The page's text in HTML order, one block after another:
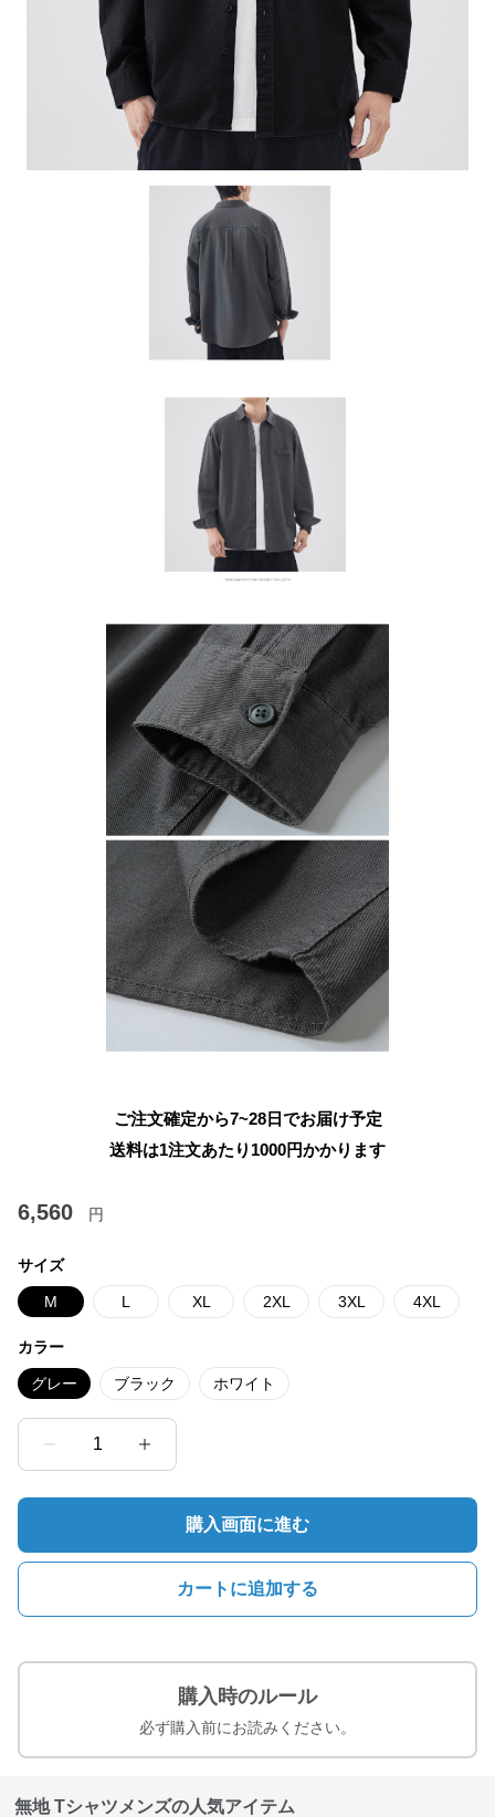
ご注文確定から7~28日でお届け予定
送料は1注文あたり 1000円かかります
6,560 円
サイズ
M L XL 2XL 3XL 4XL
カラー
グレー ブラック ホワイト
1
購入画面に進む
カートに追加する
購入時のルール
必ず購入前にお読みください。
無地 Tシャツメンズの人気アイテム